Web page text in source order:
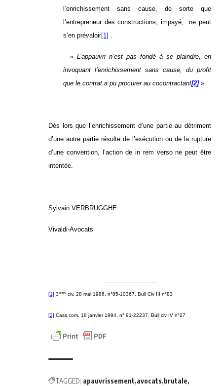
l’enrichissement sans cause, de sorte que
l’entrepreneur des constructions, impayé, ne peut
s’en prévaloir[1] .
– « L’appauvri n’est pas fondé à se plaindre, en
invoquant l’enrichissement sans cause, du profit
que le contrat a pu procurer au cocontractant[2]»
Dès lors que l’enrichissement d’une partie au détriment
d’une autre partie résulte de l’exécution ou de la rupture
d’une convention, l’action de in rem verso ne peut être
intentée.
Sylvain VERBRUGGHE
Vivaldi-Avocats
[1] 3ème civ, 28 mai 1986, n°85-10367, Bull Civ III n°83
[2] Cass.com, 18 janvier 1994, n° 91-22237, Bull civ IV n°27
TAGGED: apauvrissement avocats brutale